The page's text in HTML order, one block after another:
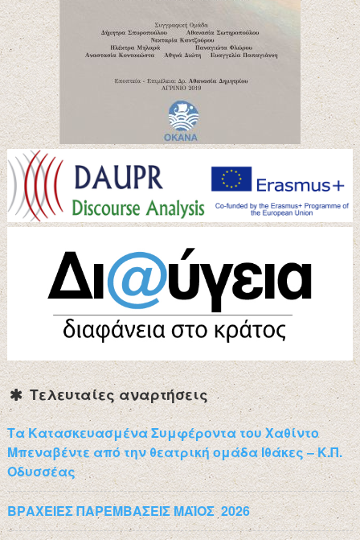
Τελευταίες αναρτήσεις
Τα Κατασκευασμένα Συμφέροντα του Χαθίντο
Μπεναβέντε από την θεατρική ομάδα Ιθάκες – Κ.Π.
Οδυσσέας
ΒΡΑΧΕΙΕΣ ΠΑΡΕΜΒΑΣΕΙΣ ΜΑΪΟΣ 2026